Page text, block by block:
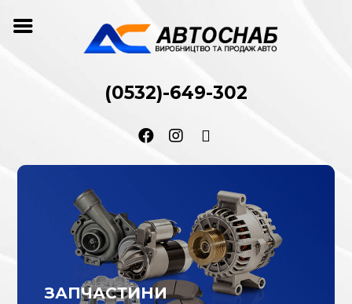
(0532)-649-302
ЗАПЧАСТИНИ